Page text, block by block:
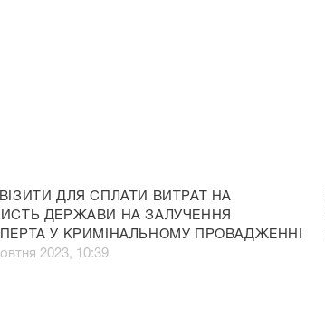
ДЛЯ СПЛАТИ ВИТРАТ НА
ДЕРЖАВИ НА ЗАЛУЧЕННЯ
У КРИМІНАЛЬНОМУ ПРОВАДЖЕННІ
2023, 10:39